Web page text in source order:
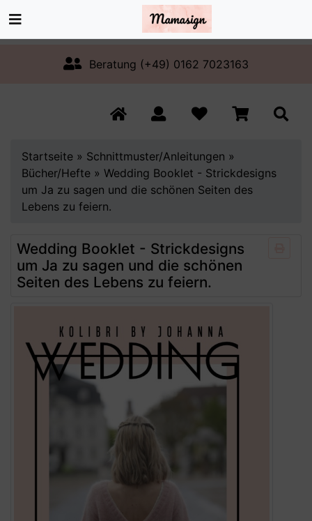
Beratung (+49) 0162 7023163
Startseite » Schnittmuster/Anleitungen »
Bücher/Hefte » Wedding Booklet - Strickdesigns
um Ja zu sagen und die schönen Seiten des
Lebens zu feiern.
Wedding Booklet - Strickdesigns
um Ja zu sagen und die schönen
Seiten des Lebens zu feiern.